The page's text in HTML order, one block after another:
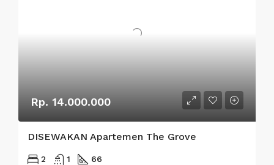
Rp. 14.000.000
DISEWAKAN Apartemen The Grove
2 1 66